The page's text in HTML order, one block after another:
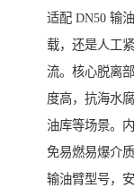
适配 DN50 输
载，还是人工
流。核心脱离
度高，抗海水
油库等场景。
免易燃易爆介
输油臂型号，